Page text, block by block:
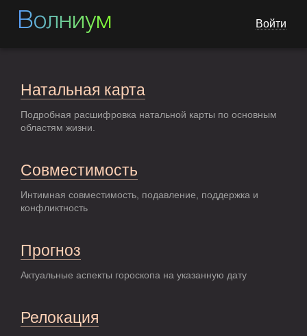
Волниум Войти
Натальная карта
Подробная расшифровка натальной карты по основным
областям жизни.
Совместимость
Интимная совместимость, подавление, поддержка и
конфликтность
Прогноз
Актуальные аспекты гороскопа на указанную дату
Релокация